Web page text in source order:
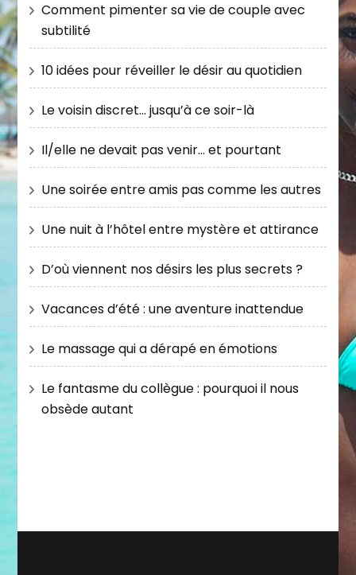
Comment pimenter sa vie de couple avec
subtilité
10 idées pour réveiller le désir au quotidien
Le voisin discret… jusqu’à ce soir-là
Il/elle ne devait pas venir… et pourtant
Une soirée entre amis pas comme les autres
Une nuit à l’hôtel entre mystère et attirance
D’où viennent nos désirs les plus secrets ?
Vacances d’été : une aventure inattendue
Le massage qui a dérapé en émotions
Le fantasme du collègue : pourquoi il nous
obsède autant